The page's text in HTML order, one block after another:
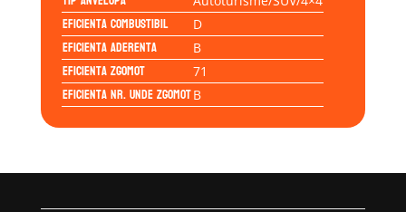
Eficienta Combustibil D
Eficienta Aderenta B
Eficienta Zgomot 71
Eficienta Nr. Unde ZgomotB